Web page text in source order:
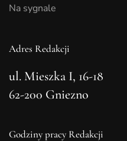
Na sygnale
Adres Redakcji
ul. Mieszka I, 16-18
62-200 Gniezno
Godziny pracy Redakcji